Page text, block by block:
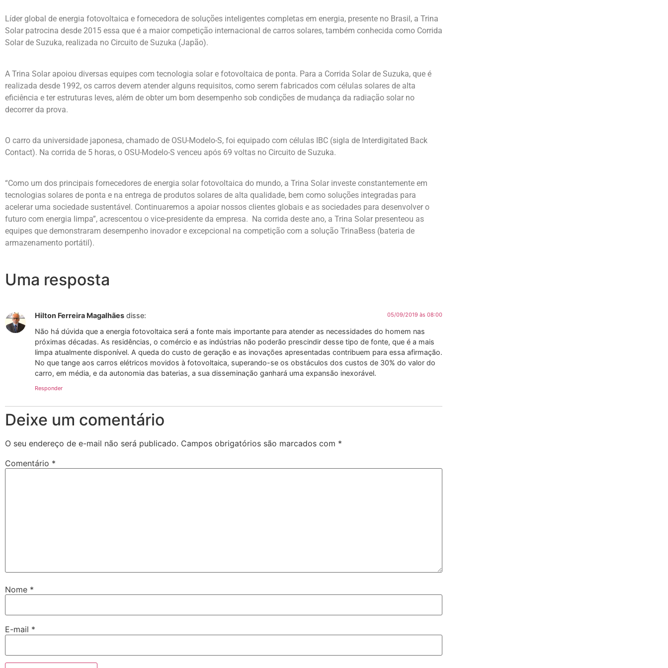
Líder global de energia fotovoltaica e fornecedora de soluções inteligentes completas em energia, presente no Brasil, a Trina
Solar patrocina desde 2015 essa que é a maior competição internacional de carros solares, também conhecida como Corrida
Solar de Suzuka, realizada no Circuito de Suzuka (Japão).
A Trina Solar apoiou diversas equipes com tecnologia solar e fotovoltaica de ponta. Para a Corrida Solar de Suzuka, que é
realizada desde 1992, os carros devem atender alguns requisitos, como serem fabricados com células solares de alta
eficiência e ter estruturas leves, além de obter um bom desempenho sob condições de mudança da radiação solar no
decorrer da prova.
O carro da universidade japonesa, chamado de OSU-Modelo-S, foi equipado com células IBC (sigla de Interdigitated Back
Contact). Na corrida de 5 horas, o OSU-Modelo-S venceu após 69 voltas no Circuito de Suzuka.
“Como um dos principais fornecedores de energia solar fotovoltaica do mundo, a Trina Solar investe constantemente em
tecnologias solares de ponta e na entrega de produtos solares de alta qualidade, bem como soluções integradas para
acelerar uma sociedade sustentável. Continuaremos a apoiar nossos clientes globais e as sociedades para desenvolver o
futuro com energia limpa”, acrescentou o vice-presidente da empresa. Na corrida deste ano, a Trina Solar presenteou as
equipes que demonstraram desempenho inovador e excepcional na competição com a solução TrinaBess (bateria de
armazenamento portátil).
Uma resposta
Hilton Ferreira Magalhães disse: 05/09/2019 às 08:00
Não há dúvida que a energia fotovoltaica será a fonte mais importante para atender as necessidades do homem nas
próximas décadas. As residências, o comércio e as indústrias não poderão prescindir desse tipo de fonte, que é a mais
limpa atualmente disponível. A queda do custo de geração e as inovações apresentadas contribuem para essa afirmação.
No que tange aos carros elétricos movidos à fotovoltaica, superando-se os obstáculos dos custos de 30% do valor do
carro, em média, e da autonomia das baterias, a sua disseminação ganhará uma expansão inexorável.
Responder
Deixe um comentário
O seu endereço de e-mail não será publicado. Campos obrigatórios são marcados com *
Comentário *
Nome *
E-mail *